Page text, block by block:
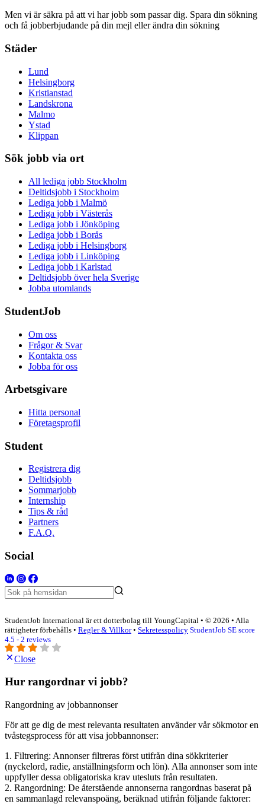
Men vi är säkra på att vi har jobb som passar dig. Spara din sökning
och få jobberbjudande på din mejl eller ändra din sökning
Städer
Lund
Helsingborg
Kristianstad
Landskrona
Malmo
Ystad
Klippan
Sök jobb via ort
All lediga jobb Stockholm
Deltidsjobb i Stockholm
Lediga jobb i Malmö
Lediga jobb i Västerås
Lediga jobb i Jönköping
Lediga jobb i Borås
Lediga jobb i Helsingborg
Lediga jobb i Linköping
Lediga jobb i Karlstad
Deltidsjobb över hela Sverige
Jobba utomlands
StudentJob
Om oss
Frågor & Svar
Kontakta oss
Jobba för oss
Arbetsgivare
Hitta personal
Företagsprofil
Student
Registrera dig
Deltidsjobb
Sommarjobb
Internship
Tips & råd
Partners
F.A.Q.
Social
StudentJob International är ett dotterbolag till YoungCapital • © 2026 • Alla
rättigheter förbehålls • Regler & Villkor• Sekretesspolicy StudentJob SE score
4.5 - 2 reviews
Close
Hur rangordnar vi jobb?
Rangordning av jobbannonser
För att ge dig de mest relevanta resultaten använder vår sökmotor en
tvåstegsprocess för att visa jobbannonser:
1. Filtrering: Annonser filtreras först utifrån dina sökkriterier
(nyckelord, radie, anställningsform och lön). Alla annonser som inte
uppfyller dessa obligatoriska krav utesluts från resultaten.
2. Rangordning: De återstående annonserna rangordnas baserat på
en sammanlagd relevanspoäng, beräknad utifrån följande faktorer: